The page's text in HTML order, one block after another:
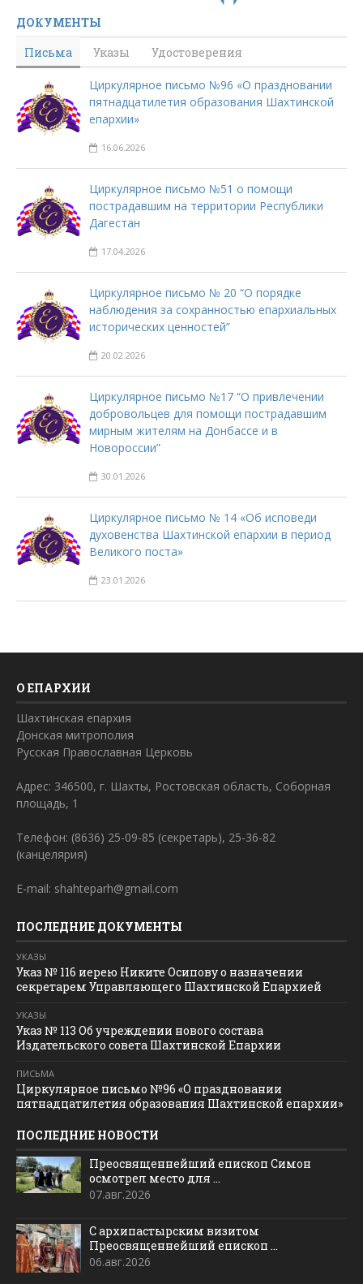
ДОКУМЕНТЫ
Письма
Указы Удостоверения
Циркулярное письмо №96 «О праздновании
пятнадцатилетия образования Шахтинской
епархии»
16.06.2026
Циркулярное письмо №51 о помощи
пострадавшим на территории Республики
Дагестан
17.04.2026
Циркулярное письмо № 20 “О порядке
наблюдения за сохранностью епархиальных
исторических ценностей”
20.02.2026
Циркулярное письмо №17 “О привлечении
добровольцев для помощи пострадавшим
мирным жителям на Донбассе и в
Новороссии”
30.01.2026
Циркулярное письмо № 14 «Об исповеди
духовенства Шахтинской епархии в период
Великого поста»
23.01.2026
О ЕПАРХИИ
Шахтинская епархия
Донская митрополия
Русская Православная Церковь
Адрес: 346500, г. Шахты, Ростовская область, Соборная
площадь, 1
Телефон: (8636) 25-09-85 (секретарь), 25-36-82
(канцелярия)
E-mail: shahteparh@gmail.com
ПОСЛЕДНИЕ ДОКУМЕНТЫ
УКАЗЫ
Указ № 116 иерею Никите Осипову о назначении
секретарем Управляющего Шахтинской Епархией
УКАЗЫ
Указ № 113 Об учреждении нового состава
Издательского совета Шахтинской Епархии
ПИСЬМА
Циркулярное письмо №96 «О праздновании
пятнадцатилетия образования Шахтинской епархии»
ПОСЛЕДНИЕ НОВОСТИ
Преосвященнейший епископ Симон
осмотрел место для ...
07.авг.2026
С архипастырским визитом
Преосвященнейший епископ ...
06.авг.2026